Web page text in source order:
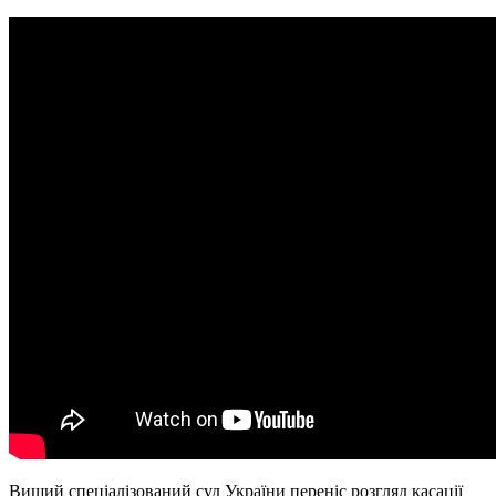
Вищий спеціалізований суд України переніс розгляд касації